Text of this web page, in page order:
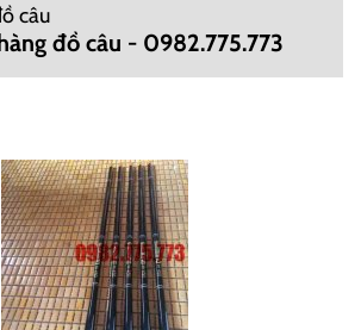
câu
đồ câu - 0982.775.773